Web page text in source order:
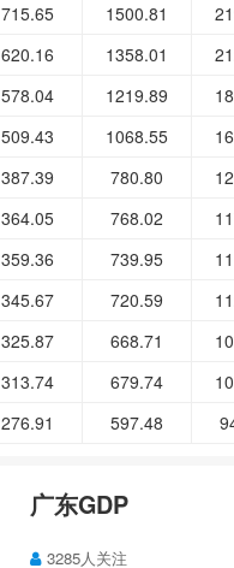
715.65 1500.81
620.16 1358.01
578.04 1219.89
509.43 1068.55
387.39 780.80
364.05 768.02
359.36 739.95
345.67 720.59
325.87 668.71
313.74 679.74
276.91 597.48
广东GDP
3285人关注